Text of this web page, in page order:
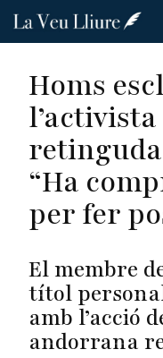
Vés
Homs
“Ha
per fer
El membre
títol
amb l’acció
andorrana